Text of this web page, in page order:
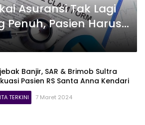
Asuransi Tak Lagi
Penuh, Pasien Harus
Banjir, SAR & Brimob Sultra
Pasien RS Santa Anna Kendari
TERKINI 7 Maret 2024